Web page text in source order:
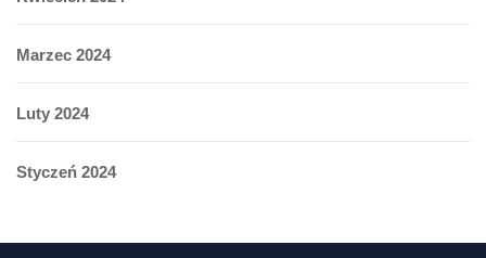
Marzec 2024
Luty 2024
Styczeń 2024